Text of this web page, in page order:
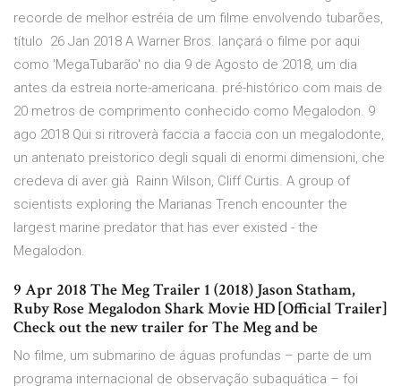
recorde de melhor estréia de um filme envolvendo tubarões,
título 26 Jan 2018 A Warner Bros. lançará o filme por aqui
como 'MegaTubarão' no dia 9 de Agosto de 2018, um dia
antes da estreia norte-americana. pré-histórico com mais de
20 metros de comprimento conhecido como Megalodon. 9
ago 2018 Qui si ritroverà faccia a faccia con un megalodonte,
un antenato preistorico degli squali di enormi dimensioni, che
credeva di aver già Rainn Wilson, Cliff Curtis. A group of
scientists exploring the Marianas Trench encounter the
largest marine predator that has ever existed - the
Megalodon.
9 Apr 2018 The Meg Trailer 1 (2018) Jason Statham,
Ruby Rose Megalodon Shark Movie HD [Official Trailer]
Check out the new trailer for The Meg and be
No filme, um submarino de águas profundas – parte de um
programa internacional de observação subaquática – foi